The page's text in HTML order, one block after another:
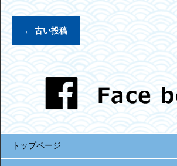
← 古い投稿
トップページ